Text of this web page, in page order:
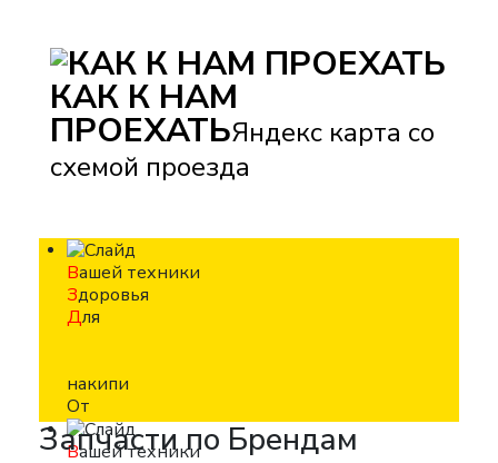
КАК К НАМ
ПРОЕХАТЬЯндекс карта со
схемой проезда
Вашей техники
Здоровья
Для
накипи
От
Вашей техники
Запчасти по Брендам